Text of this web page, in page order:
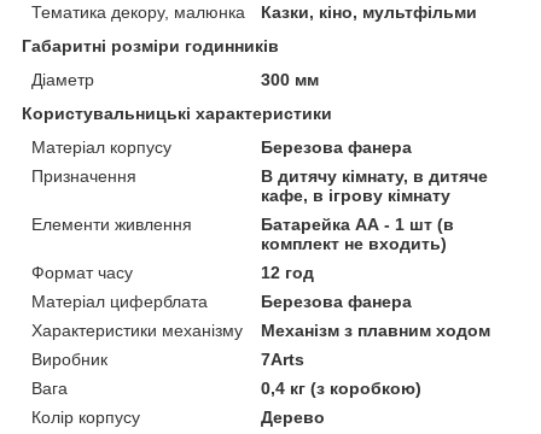
Тематика декору, малюнка
Казки, кіно, мультфільми
Габаритні розміри годинників
Діаметр
300 мм
Користувальницькі характеристики
Матеріал корпусу
Березова фанера
Призначення
В дитячу кімнату, в дитяче
кафе, в ігрову кімнату
Елементи живлення
Батарейка АА - 1 шт (в
комплект не входить)
Формат часу
12 год
Матеріал циферблата
Березова фанера
Характеристики механізму
Механізм з плавним ходом
Виробник
7Arts
Вага
0,4 кг (з коробкою)
Колір корпусу
Дерево